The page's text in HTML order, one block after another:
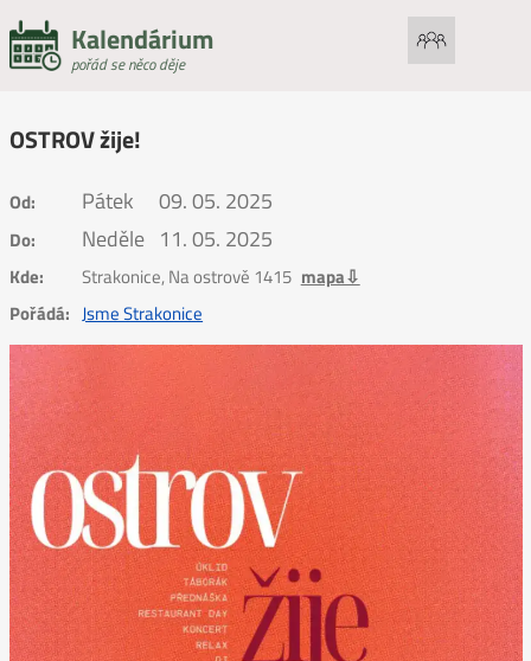
Kalendárium
pořád se něco děje
OSTROV žije!
Od: Pátek 09. 05. 2025
Do: Neděle 11. 05. 2025
Kde: Strakonice, Na ostrově 1415 mapa⇩
Pořádá: Jsme Strakonice